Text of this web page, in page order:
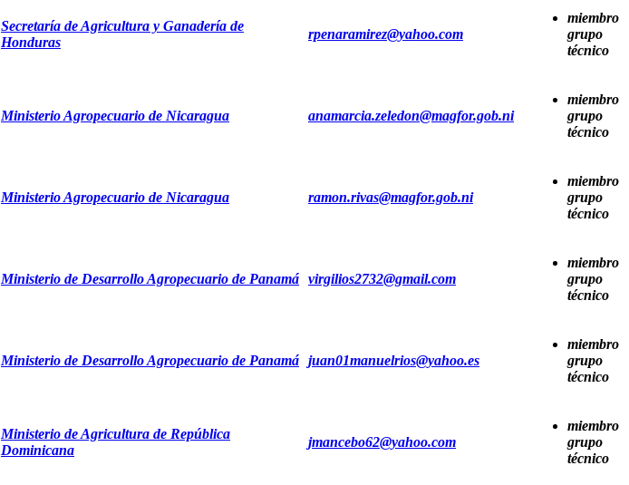
Secretaría de Agricultura y Ganadería de
Honduras
rpenaramirez@yahoo.com
miembro
grupo
técnico
Ministerio Agropecuario de Nicaragua anamarcia.zeledon@magfor.gob.ni
miembro
grupo
técnico
Ministerio Agropecuario de Nicaragua ramon.rivas@magfor.gob.ni
miembro
grupo
técnico
Ministerio de Desarrollo Agropecuario de Panamá virgilios2732@gmail.com
miembro
grupo
técnico
Ministerio de Desarrollo Agropecuario de Panamá juan01manuelrios@yahoo.es
miembro
grupo
técnico
Ministerio de Agricultura de República
Dominicana
jmancebo62@yahoo.com
miembro
grupo
técnico